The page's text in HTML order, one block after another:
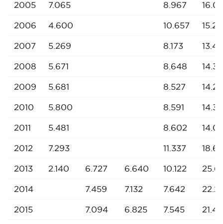
2005 7.065 8.967
2006 4.600 10.657
2007 5.269 8.173
2008 5.671 8.648
2009 5.681 8.527
2010 5.800 8.591
2011 5.481 8.602
2012 7.293 11.337
2013 2.140 6.727 6.640 10.122
2014 7.459 7.132 7.642
2015 7.094 6.825 7.545